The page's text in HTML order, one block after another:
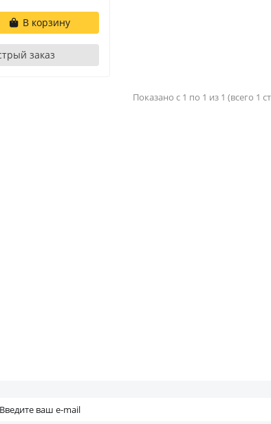
В корзину
заказ
Показано с 1 по 1 из 1 (всего 1